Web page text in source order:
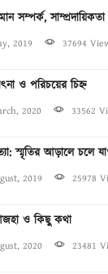
সম্পর্ক,
2019 37694
ও পরিচয়ের চিহ্ন
2020 33562
স্মৃতির আড়ালে চলে
2019 25978
ও কিছু কথা
2020 23481